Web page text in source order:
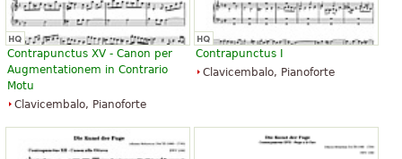
Contrapunctus XV - Canon per
Augmentationem in Contrario
Motu
Clavicembalo, Pianoforte
Contrapunctus I
Clavicembalo, Pianoforte